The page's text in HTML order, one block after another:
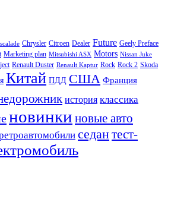
Chrysler Citroen Dealer Future Geely Preface
Marketing plan Mitsubishi ASX Motors Nissan Juke
Renault Duster Renault Kaptur Rock Rock 2 Skoda
Китай ПДД США Франция
история классика
новинки новые авто
седантест-